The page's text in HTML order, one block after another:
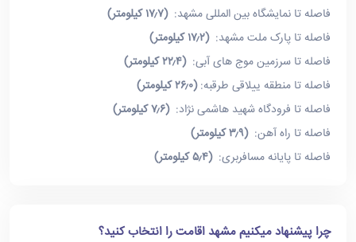
فاصله تا نمایشگاه بین المللی مشهد:(۱۷٫۷ کیلومتر)
فاصله تا پارک ملت مشهد:(۱۷٫۲ کیلومتر)
فاصله تا سرزمین موج های آبی:(۲۲٫۴ کیلومتر)
فاصله تا منطقه ییلاقی طرقبه:(۲۶٫۰ کیلومتر)
فاصله تا فرودگاه شهید هاشمی نژاد:(۷٫۶ کیلومتر)
فاصله تا راه آهن:(۳٫۹ کیلومتر)
فاصله تا پایانه مسافربری:(۵٫۴ کیلومتر)
چرا پیشنهاد میکنیم مشهد اقامت را انتخاب کنید؟